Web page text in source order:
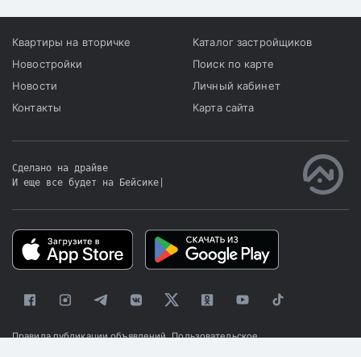
Квартиры на вторичке
Новостройки
Новости
Контакты
Каталог застройщиков
Поиск по карте
Личный кабинет
Карта сайта
Сделано на драйве
И еще все будет на Бейсике
Правила публикации объявлений Пользовательское